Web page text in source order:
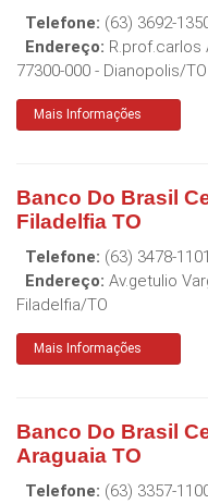
Telefone: (63) 3692-
Endereço: R.prof.carlos
77300-000 - Dianopolis/TO
Mais Informações
Banco Do Brasil
Filadelfia TO
Telefone: (63) 3478-1101
Endereço: Av.getulio
Filadelfia/TO
Mais Informações
Banco Do Brasil
Araguaia TO
Telefone: (63) 3357-